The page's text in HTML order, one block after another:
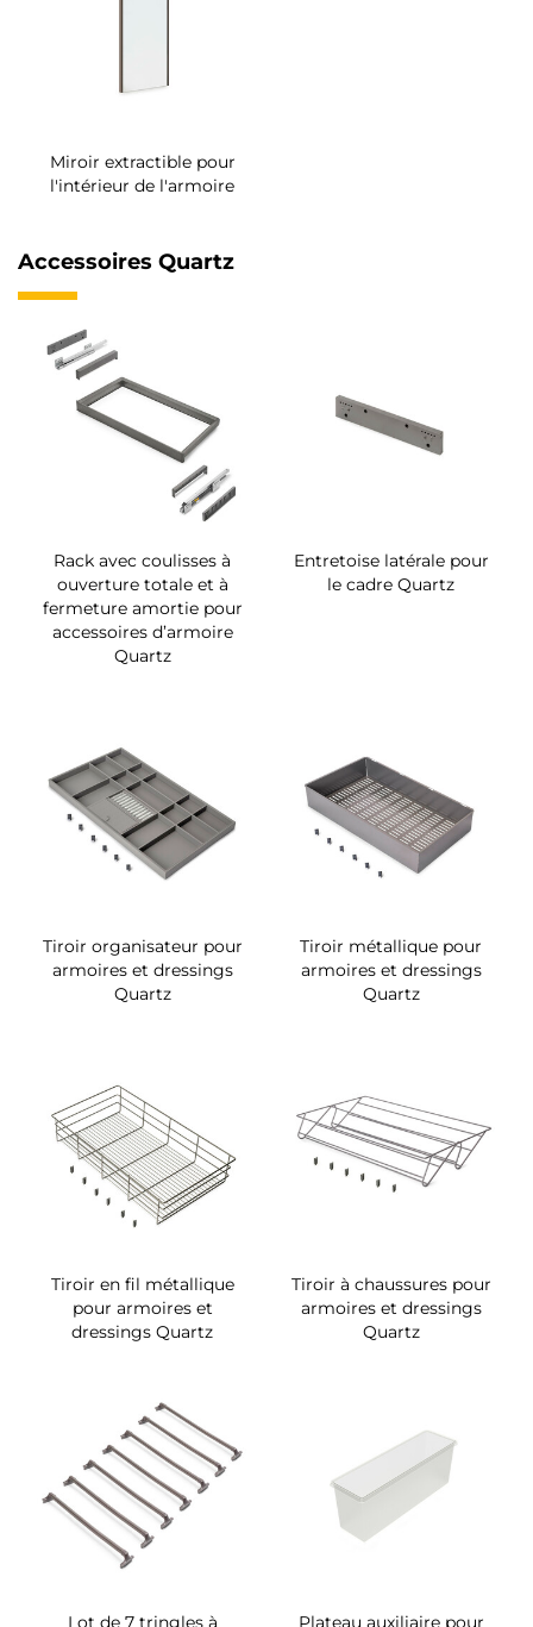
Miroir extractible pour
l'intérieur de l'armoire
Accessoires Quartz
Rack avec coulisses à
ouverture totale et à
fermeture amortie pour
accessoires d’armoire
Quartz
Entretoise latérale pour
le cadre Quartz
Tiroir organisateur pour
armoires et dressings
Quartz
Tiroir métallique pour
armoires et dressings
Quartz
Tiroir en fil métallique
pour armoires et
dressings Quartz
Tiroir à chaussures pour
armoires et dressings
Quartz